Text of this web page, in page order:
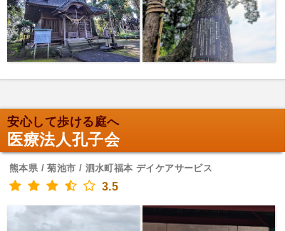
安心して歩ける庭へ
医療法人孔子会
熊本県 / 菊池市 / 泗水町福本 デイケアサービス
3.5